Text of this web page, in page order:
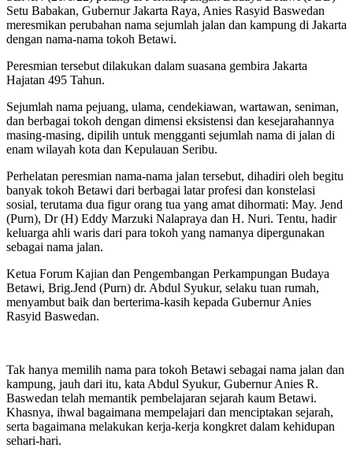
Setu Babakan, Gubernur Jakarta Raya, Anies Rasyid Baswedan
meresmikan perubahan nama sejumlah jalan dan kampung di Jakarta
dengan nama-nama tokoh Betawi.
Peresmian tersebut dilakukan dalam suasana gembira Jakarta
Hajatan 495 Tahun.
Sejumlah nama pejuang, ulama, cendekiawan, wartawan, seniman,
dan berbagai tokoh dengan dimensi eksistensi dan kesejarahannya
masing-masing, dipilih untuk mengganti sejumlah nama di jalan di
enam wilayah kota dan Kepulauan Seribu.
Perhelatan peresmian nama-nama jalan tersebut, dihadiri oleh begitu
banyak tokoh Betawi dari berbagai latar profesi dan konstelasi
sosial, terutama dua figur orang tua yang amat dihormati: May. Jend
(Purn), Dr (H) Eddy Marzuki Nalapraya dan H. Nuri. Tentu, hadir
keluarga ahli waris dari para tokoh yang namanya dipergunakan
sebagai nama jalan.
Ketua Forum Kajian dan Pengembangan Perkampungan Budaya
Betawi, Brig.Jend (Purn) dr. Abdul Syukur, selaku tuan rumah,
menyambut baik dan berterima-kasih kepada Gubernur Anies
Rasyid Baswedan.
Tak hanya memilih nama para tokoh Betawi sebagai nama jalan dan
kampung, jauh dari itu, kata Abdul Syukur, Gubernur Anies R.
Baswedan telah memantik pembelajaran sejarah kaum Betawi.
Khasnya, ihwal bagaimana mempelajari dan menciptakan sejarah,
serta bagaimana melakukan kerja-kerja kongkret dalam kehidupan
sehari-hari.